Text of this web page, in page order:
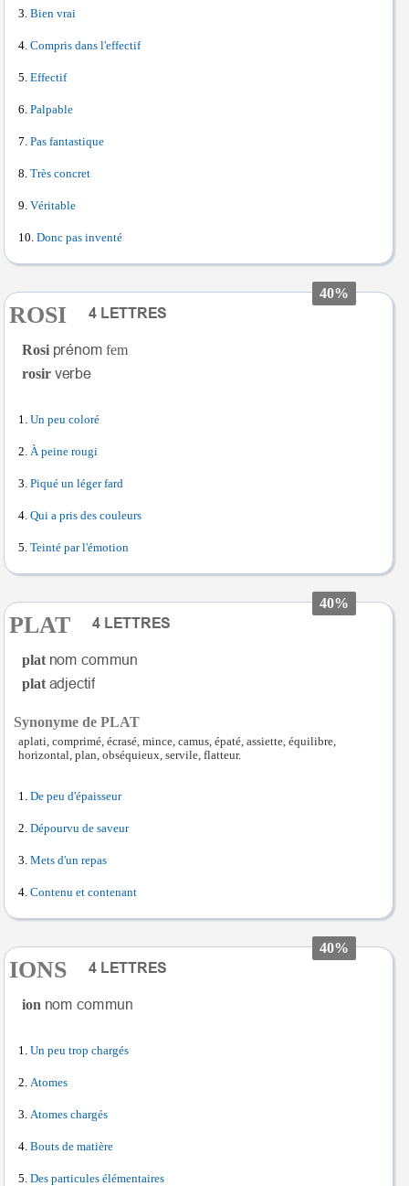
Bien vrai
Compris dans l'effectif
Effectif
Palpable
Pas fantastique
Très concret
Véritable
Donc pas inventé
40%
ROSI
Rosi
fem
rosir
Un peu coloré
À peine rougi
Piqué un léger fard
Qui a pris des couleurs
Teinté par l'émotion
40%
PLAT
plat
plat
Synonyme de PLAT
aplati, comprimé, écrasé, mince, camus, épaté, assiette, équilibre,
horizontal, plan, obséquieux, servile, flatteur.
De peu d'épaisseur
Dépourvu de saveur
Mets d'un repas
Contenu et contenant
40%
IONS
ion
Un peu trop chargés
Atomes
Atomes chargés
Bouts de matière
Des particules élémentaires